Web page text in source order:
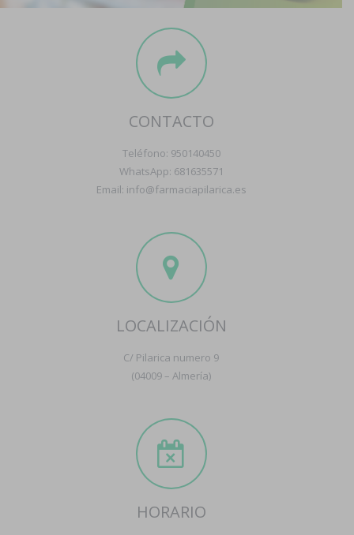
Boletín
CONTACTO
Teléfono: 950140450
WhatsApp: 681635571
Email: info@farmaciapilarica.es
LOCALIZACIÓN
C/ Pilarica numero 9
(04009 – Almería)
HORARIO